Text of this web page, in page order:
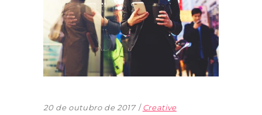
20 de outubro de 2017 Creative